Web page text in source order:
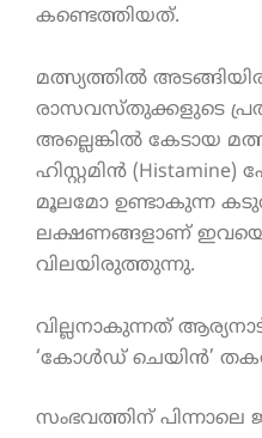
കണ്ടെത്തിയത്.
മത്സ്യത്തിൽ
രാസവസ്തുക്കളുടെ
അല്ലെങ്കിൽ കേടായ
ഹിസ്റ്റമിൻ
മൂലമോ ഉണ്ടാകുന്ന
ലക്ഷണങ്ങളാണ്
വിലയിരുത്തുന്നു.
വില്ലനാകുന്നത് ആര്യനാട്
‘കോൾഡ് ചെയിൻ’
സംഭവത്തിന് പിന്നാലെ